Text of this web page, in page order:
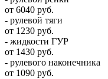
от 6040 руб.
- рулевой тяги
от 1230 руб.
- жидкости ГУР
от 1430 руб.
- рулевого наконечника
от 1090 руб.